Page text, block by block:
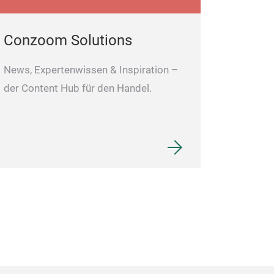
Conzoom Solutions
News, Expertenwissen & Inspiration –
der Content Hub für den Handel.